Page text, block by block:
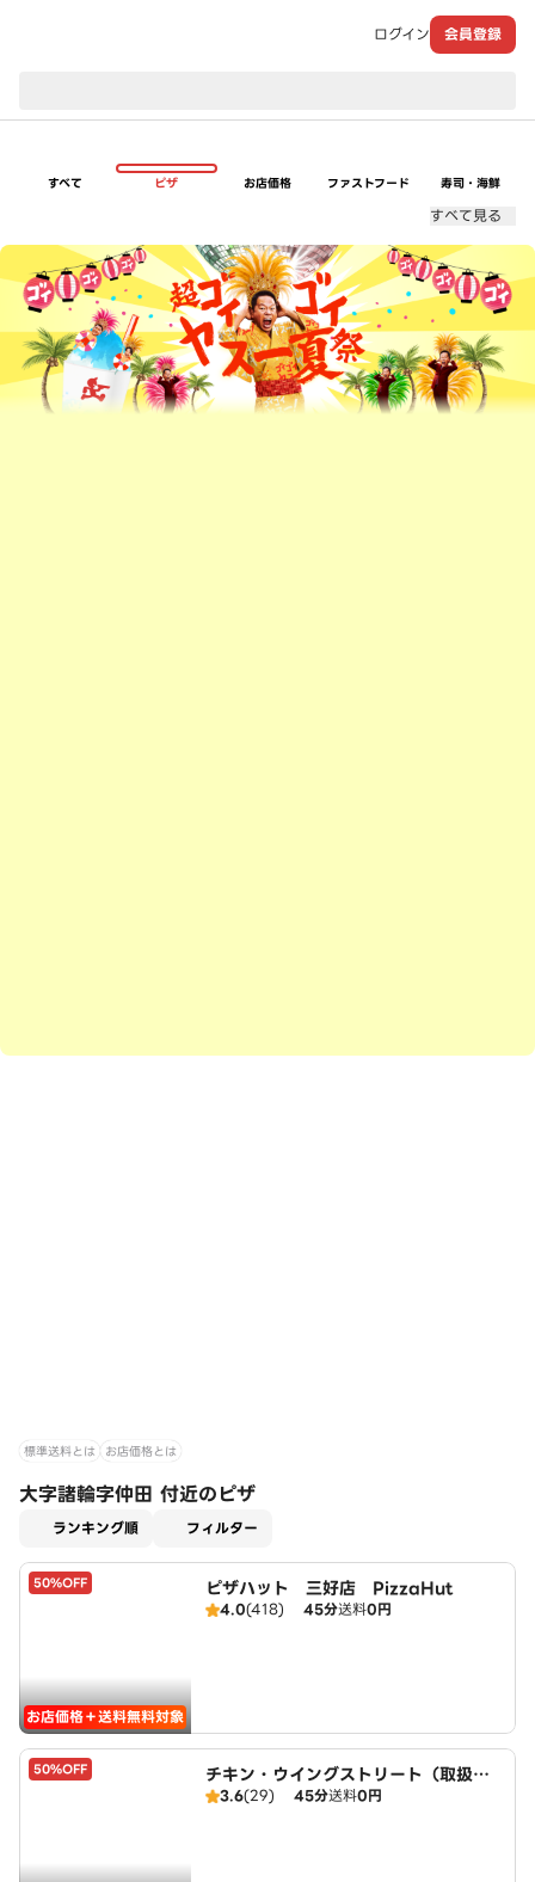
ログイン 会員登録
すべて ピザ お店価格 ファストフード 寿司・海鮮
すべて見る
超ゴイゴイヤスー夏祭
標準送料とは お店価格とは
大字諸輪字仲田 付近のピザ
ランキング順 フィルター
50%OFF
お店価格＋送料無料対象
ピザハット 三好店 PizzaHut
4.0(418) 45分送料0円
50%OFF
チキン・ウイングストリート（取扱：
ピザハット三好店）
3.6(29) 45分送料0円